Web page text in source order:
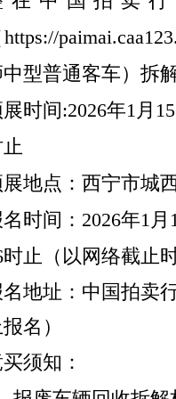
中型普通客车）拆
时间:2026年1月 15
地点：西宁市城
时间： 2026年1月
时止（以网络截止
地址： 中国拍卖
名）
须知：